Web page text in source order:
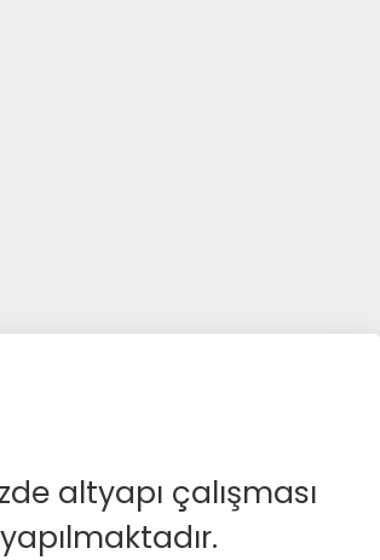
altyapı çalışması
yapılmaktadır.